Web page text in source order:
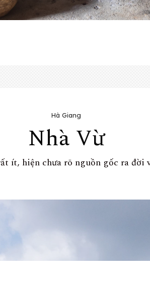
Hà Giang
Nhà Vừ
ít, hiện chưa rõ nguồn gốc ra đời